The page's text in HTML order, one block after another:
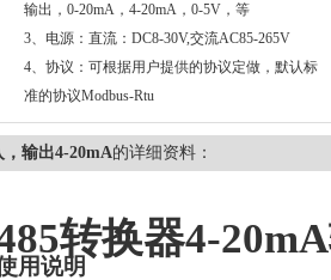
输出，0-20mA，4-20mA，0-5V，等
3、电源：直流：DC8-30V,交流AC85-265V
4、协议：可根据用户提供的协议定做，默认标
准的协议Modbus-Rtu
输出4-20mA的详细资料：
转换器4-
用说明